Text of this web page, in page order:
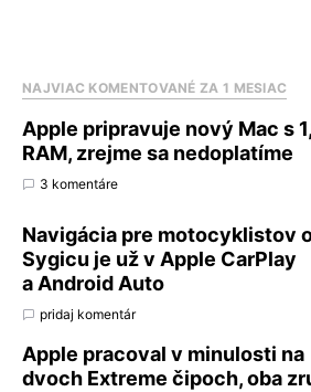
NAJVIAC KOMENTOVANÉ ZA 1 MESIAC
Apple pripravuje nový Mac s
RAM, zrejme sa nedoplatíme
3 komentáre
Navigácia pre motocyklistov
Sygicu je už v Apple CarPlay
a Android Auto
pridaj komentár
Apple pracoval v minulosti na
dvoch Extreme čipoch, oba